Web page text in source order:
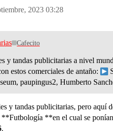
2023 03:28
Cafecito
y tandas publicitarias a nivel
estos comerciales de antaño:
paupingus2, Humberto
y tandas publicitarias, pero aquí
**en el cual se
.